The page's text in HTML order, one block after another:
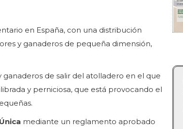
en España, con una distribución
y ganaderos de pequeña dimensión,
de salir del atolladero en el que
y perniciosa, que está provocando el
mediante un reglamento aprobado